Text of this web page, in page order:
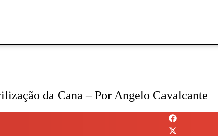
da Cana – Por Angelo Cavalcante